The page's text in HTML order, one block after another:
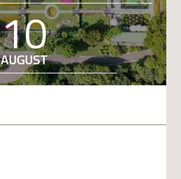
10
AUGUST